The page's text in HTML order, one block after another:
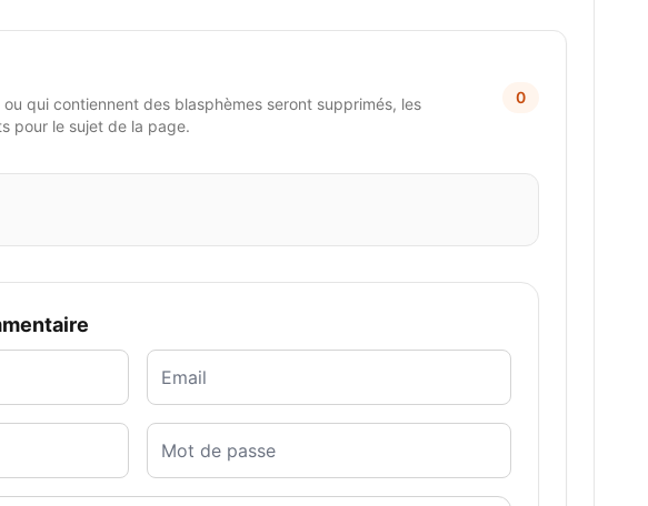
qui contiennent des blasphèmes seront supprimés, les
pour le sujet de la page.
0